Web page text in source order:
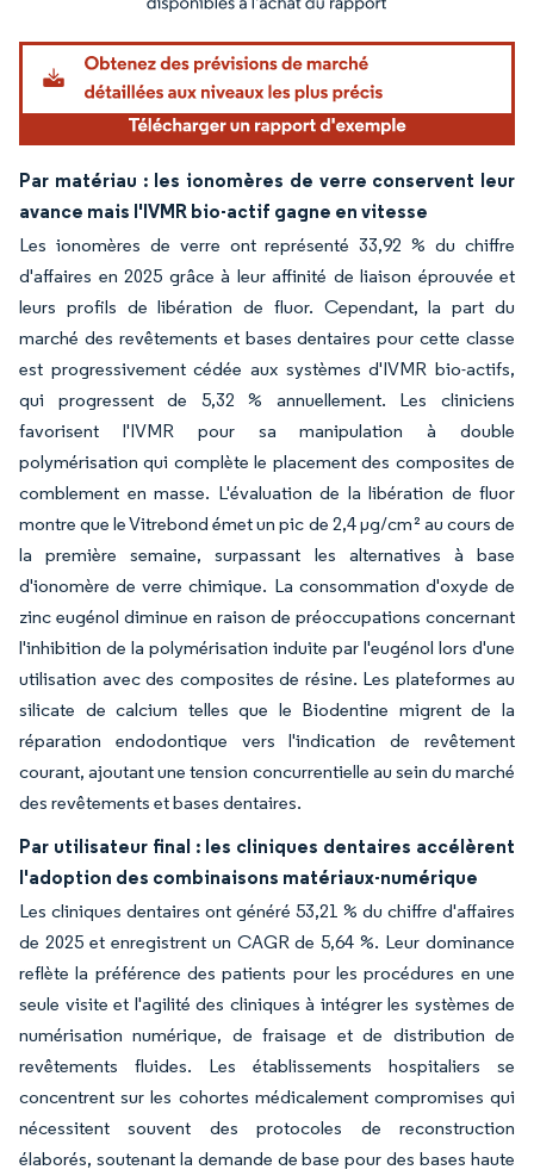
Par matériau : les ionomères de verre conservent leur
avance mais l'IVMR bio-actif gagne en vitesse
Les ionomères de verre ont représenté 33,92 % du chiffre
d'affaires en 2025 grâce à leur affinité de liaison éprouvée et
leurs profils de libération de fluor. Cependant, la part du
marché des revêtements et bases dentaires pour cette classe
est progressivement cédée aux systèmes d'IVMR bio-actifs,
qui progressent de 5,32 % annuellement. Les cliniciens
favorisent l'IVMR pour sa manipulation à double
polymérisation qui complète le placement des composites de
comblement en masse. L'évaluation de la libération de fluor
montre que le Vitrebond émet un pic de 2,4 µg/cm² au cours de
la première semaine, surpassant les alternatives à base
d'ionomère de verre chimique. La consommation d'oxyde de
zinc eugénol diminue en raison de préoccupations concernant
l'inhibition de la polymérisation induite par l'eugénol lors d'une
utilisation avec des composites de résine. Les plateformes au
silicate de calcium telles que le Biodentine migrent de la
réparation endodontique vers l'indication de revêtement
courant, ajoutant une tension concurrentielle au sein du marché
des revêtements et bases dentaires.
Par utilisateur final : les cliniques dentaires accélèrent
l'adoption des combinaisons matériaux-numérique
Les cliniques dentaires ont généré 53,21 % du chiffre d'affaires
de 2025 et enregistrent un CAGR de 5,64 %. Leur dominance
reflète la préférence des patients pour les procédures en une
seule visite et l'agilité des cliniques à intégrer les systèmes de
numérisation numérique, de fraisage et de distribution de
revêtements fluides. Les établissements hospitaliers se
concentrent sur les cohortes médicalement compromises qui
nécessitent souvent des protocoles de reconstruction
élaborés, soutenant la demande de base pour des bases haute